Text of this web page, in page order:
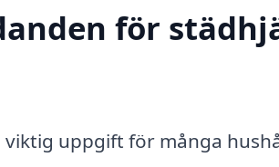
för
viktig uppgift för många